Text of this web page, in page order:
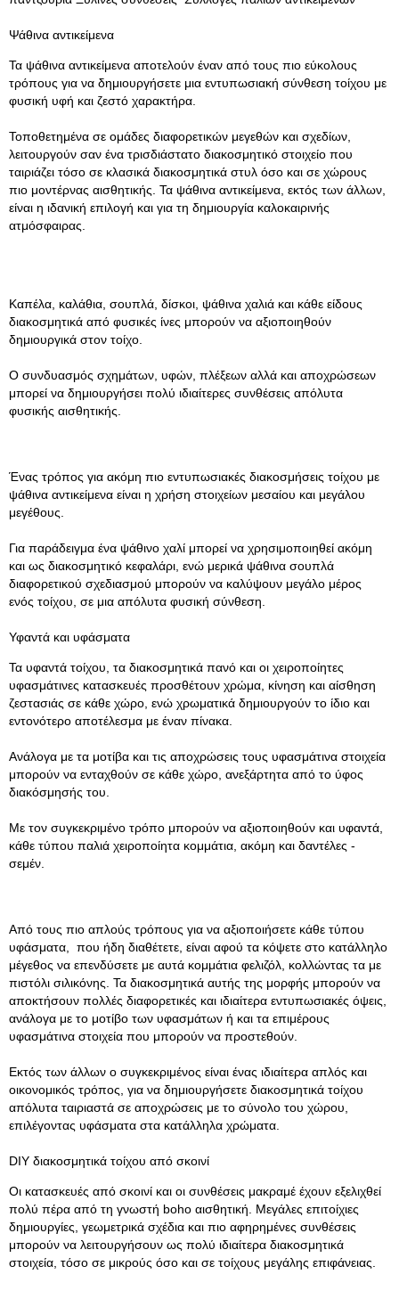
Ψάθινα αντικείμενα
Τα ψάθινα αντικείμενα αποτελούν έναν από τους πιο εύκολους
τρόπους για να δημιουργήσετε μια εντυπωσιακή σύνθεση τοίχου με
φυσική υφή και ζεστό χαρακτήρα.
Τοποθετημένα σε ομάδες διαφορετικών μεγεθών και σχεδίων,
λειτουργούν σαν ένα τρισδιάστατο διακοσμητικό στοιχείο που
ταιριάζει τόσο σε κλασικά διακοσμητικά στυλ όσο και σε χώρους
πιο μοντέρνας αισθητικής. Τα ψάθινα αντικείμενα, εκτός των άλλων,
είναι η ιδανική επιλογή και για τη δημιουργία καλοκαιρινής
ατμόσφαιρας.
Καπέλα, καλάθια, σουπλά, δίσκοι, ψάθινα χαλιά και κάθε είδους
διακοσμητικά από φυσικές ίνες μπορούν να αξιοποιηθούν
δημιουργικά στον τοίχο.
Ο συνδυασμός σχημάτων, υφών, πλέξεων αλλά και αποχρώσεων
μπορεί να δημιουργήσει πολύ ιδιαίτερες συνθέσεις απόλυτα
φυσικής αισθητικής.
Ένας τρόπος για ακόμη πιο εντυπωσιακές διακοσμήσεις τοίχου με
ψάθινα αντικείμενα είναι η χρήση στοιχείων μεσαίου και μεγάλου
μεγέθους.
Για παράδειγμα ένα ψάθινο χαλί μπορεί να χρησιμοποιηθεί ακόμη
και ως διακοσμητικό κεφαλάρι, ενώ μερικά ψάθινα σουπλά
διαφορετικού σχεδιασμού μπορούν να καλύψουν μεγάλο μέρος
ενός τοίχου, σε μια απόλυτα φυσική σύνθεση.
Υφαντά και υφάσματα
Τα υφαντά τοίχου, τα διακοσμητικά πανό και οι χειροποίητες
υφασμάτινες κατασκευές προσθέτουν χρώμα, κίνηση και αίσθηση
ζεστασιάς σε κάθε χώρο, ενώ χρωματικά δημιουργούν το ίδιο και
εντονότερο αποτέλεσμα με έναν πίνακα.
Ανάλογα με τα μοτίβα και τις αποχρώσεις τους υφασμάτινα στοιχεία
μπορούν να ενταχθούν σε κάθε χώρο, ανεξάρτητα από το ύφος
διακόσμησής του.
Με τον συγκεκριμένο τρόπο μπορούν να αξιοποιηθούν και υφαντά,
κάθε τύπου παλιά χειροποίητα κομμάτια, ακόμη και δαντέλες -
σεμέν.
Από τους πιο απλούς τρόπους για να αξιοποιήσετε κάθε τύπου
υφάσματα, που ήδη διαθέτετε, είναι αφού τα κόψετε στο κατάλληλο
μέγεθος να επενδύσετε με αυτά κομμάτια φελιζόλ, κολλώντας τα με
πιστόλι σιλικόνης. Τα διακοσμητικά αυτής της μορφής μπορούν να
αποκτήσουν πολλές διαφορετικές και ιδιαίτερα εντυπωσιακές όψεις,
ανάλογα με το μοτίβο των υφασμάτων ή και τα επιμέρους
υφασμάτινα στοιχεία που μπορούν να προστεθούν.
Εκτός των άλλων ο συγκεκριμένος είναι ένας ιδιαίτερα απλός και
οικονομικός τρόπος, για να δημιουργήσετε διακοσμητικά τοίχου
απόλυτα ταιριαστά σε αποχρώσεις με το σύνολο του χώρου,
επιλέγοντας υφάσματα στα κατάλληλα χρώματα.
DIY διακοσμητικά τοίχου από σκοινί
Οι κατασκευές από σκοινί και οι συνθέσεις μακραμέ έχουν εξελιχθεί
πολύ πέρα από τη γνωστή boho αισθητική. Μεγάλες επιτοίχιες
δημιουργίες, γεωμετρικά σχέδια και πιο αφηρημένες συνθέσεις
μπορούν να λειτουργήσουν ως πολύ ιδιαίτερα διακοσμητικά
στοιχεία, τόσο σε μικρούς όσο και σε τοίχους μεγάλης επιφάνειας.